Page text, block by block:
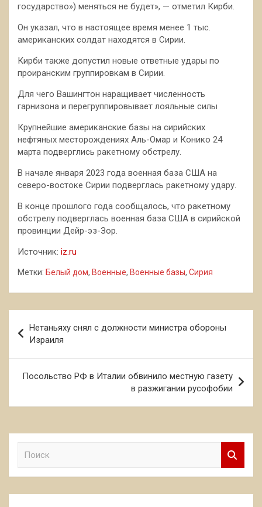
государство») меняться не будет», — отметил Кирби.
Он указал, что в настоящее время менее 1 тыс.
американских солдат находятся в Сирии.
Кирби также допустил новые ответные удары по
проиранским группировкам в Сирии.
Для чего Вашингтон наращивает численность
гарнизона и перегруппировывает лояльные силы
Крупнейшие американские базы на сирийских
нефтяных месторождениях Аль-Омар и Конико 24
марта подверглись ракетному обстрелу.
В начале января 2023 года военная база США на
северо-востоке Сирии подверглась ракетному удару.
В конце прошлого года сообщалось, что ракетному
обстрелу подверглась военная база США в сирийской
провинции Дейр-эз-Зор.
Источник: iz.ru
Метки: Белый дом, Военные, Военные базы, Сирия
по
записям
Нетаньяху снял с должности министра обороны
Израиля
Посольство РФ в Италии обвинило местную газету
в разжигании русофобии
к